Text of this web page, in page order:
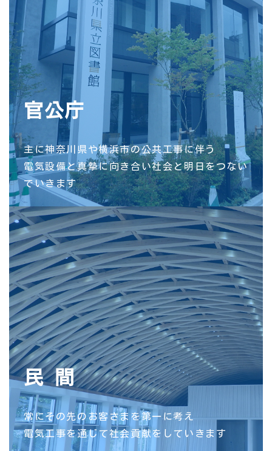
官公庁
主に神奈川県や横浜市の公共工事に伴う
電気設備と真摯に向き合い社会と明日をつない
でいきます
民 間
常にその先のお客さまを第一に考え
電気工事を通じて社会貢献をしていきます